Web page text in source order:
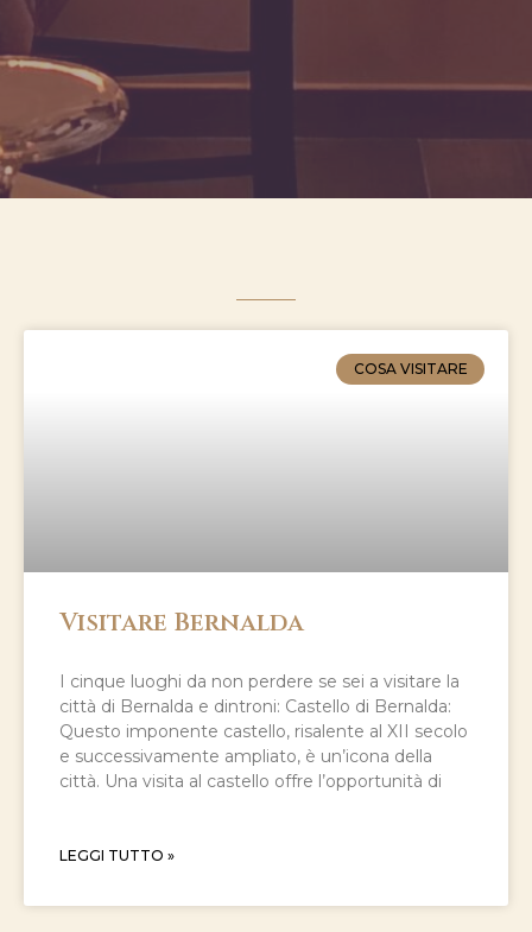
COSA VISITARE
Visitare Bernalda
I cinque luoghi da non perdere se sei a visitare la
città di Bernalda e dintroni: Castello di Bernalda:
Questo imponente castello, risalente al XII secolo
e successivamente ampliato, è un’icona della
città. Una visita al castello offre l’opportunità di
LEGGI TUTTO »